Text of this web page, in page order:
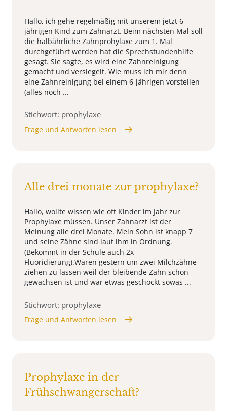
Hallo, ich gehe regelmäßig mit unserem jetzt 6-
jährigen Kind zum Zahnarzt. Beim nächsten Mal soll
die halbährliche Zahnprohylaxe zum 1. Mal
durchgeführt werden hat die Sprechstundenhilfe
gesagt. Sie sagte, es wird eine Zahnreinigung
gemacht und versiegelt. Wie muss ich mir denn
eine Zahnreinigung bei einem 6-jährigen vorstellen
(alles noch ...
Stichwort: prophylaxe
Frage und Antworten lesen
Alle drei monate zur prophylaxe?
Hallo, wollte wissen wie oft Kinder im Jahr zur
Prophylaxe müssen. Unser Zahnarzt ist der
Meinung alle drei Monate. Mein Sohn ist knapp 7
und seine Zähne sind laut ihm in Ordnung.
(Bekommt in der Schule auch 2x
Fluoridierung).Waren gestern um zwei Milchzähne
ziehen zu lassen weil der bleibende Zahn schon
gewachsen ist und war etwas geschockt sowas ...
Stichwort: prophylaxe
Frage und Antworten lesen
Prophylaxe in der
Frühschwangerschaft?